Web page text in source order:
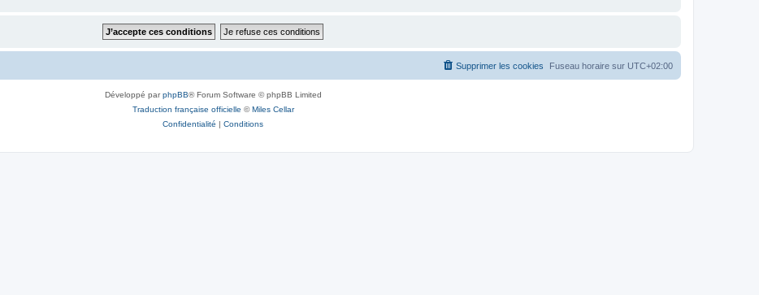
Fuseau horaire sur UTC+02:00
Supprimer les cookies
Développé parphpBB® Forum Software © phpBB Limited
Traduction française officielle ©Miles Cellar
Confidentialité | Conditions